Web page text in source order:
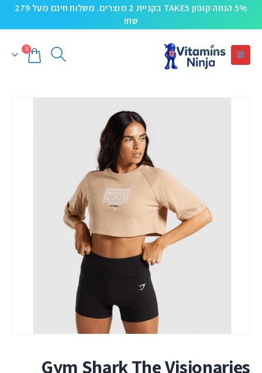
5% הנחה קופון TAKE5 בקניית 2 מוצרים. משלוח חינם מעל 279
שח!
0
Gym Shark The Visionaries